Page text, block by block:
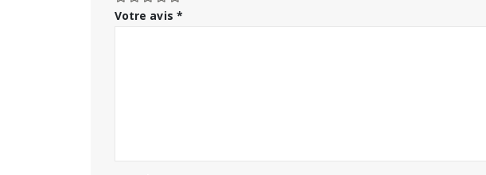
Votre avis *